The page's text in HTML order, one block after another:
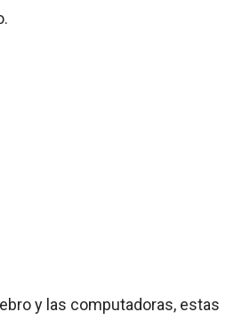
y las computadoras, estas